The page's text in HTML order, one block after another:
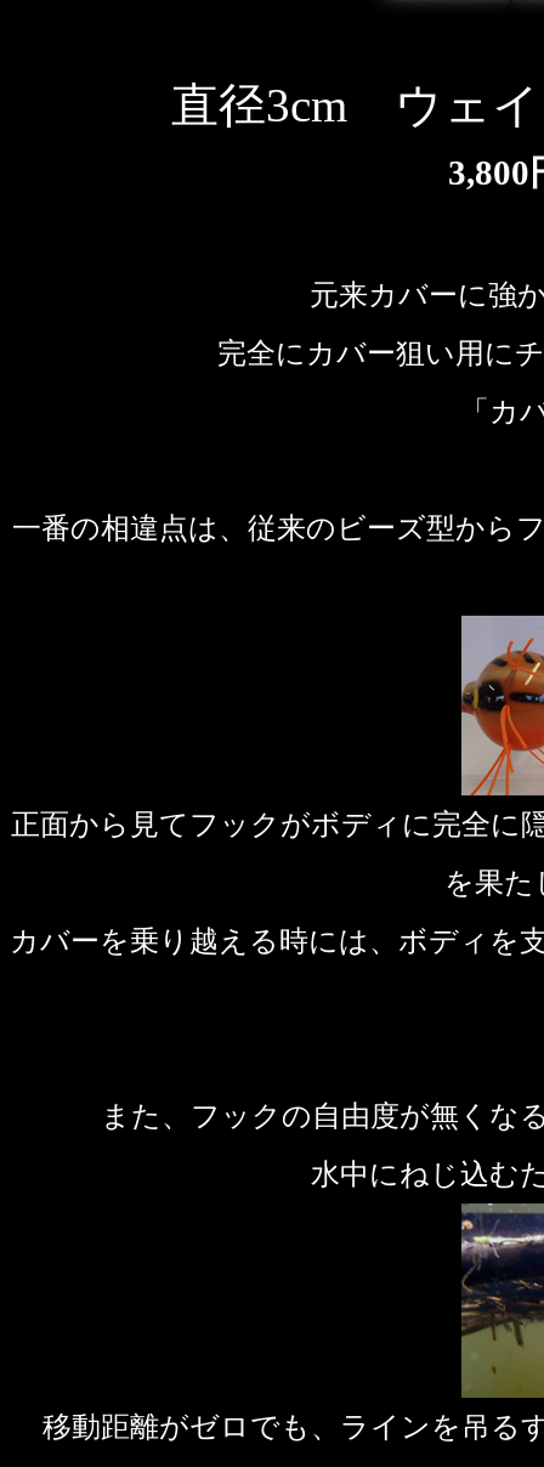
直径3cm ウェ
3,800
元来カバーに強
完全にカバー狙い用に
「カ
一番の相違点は、従来のビーズ型から
正面から見てフックがボディに完全に
を果
カバーを乗り越える時には、ボディを
また、フックの自由度が無くな
水中にねじ込む
移動距離がゼロでも、ラインを吊る